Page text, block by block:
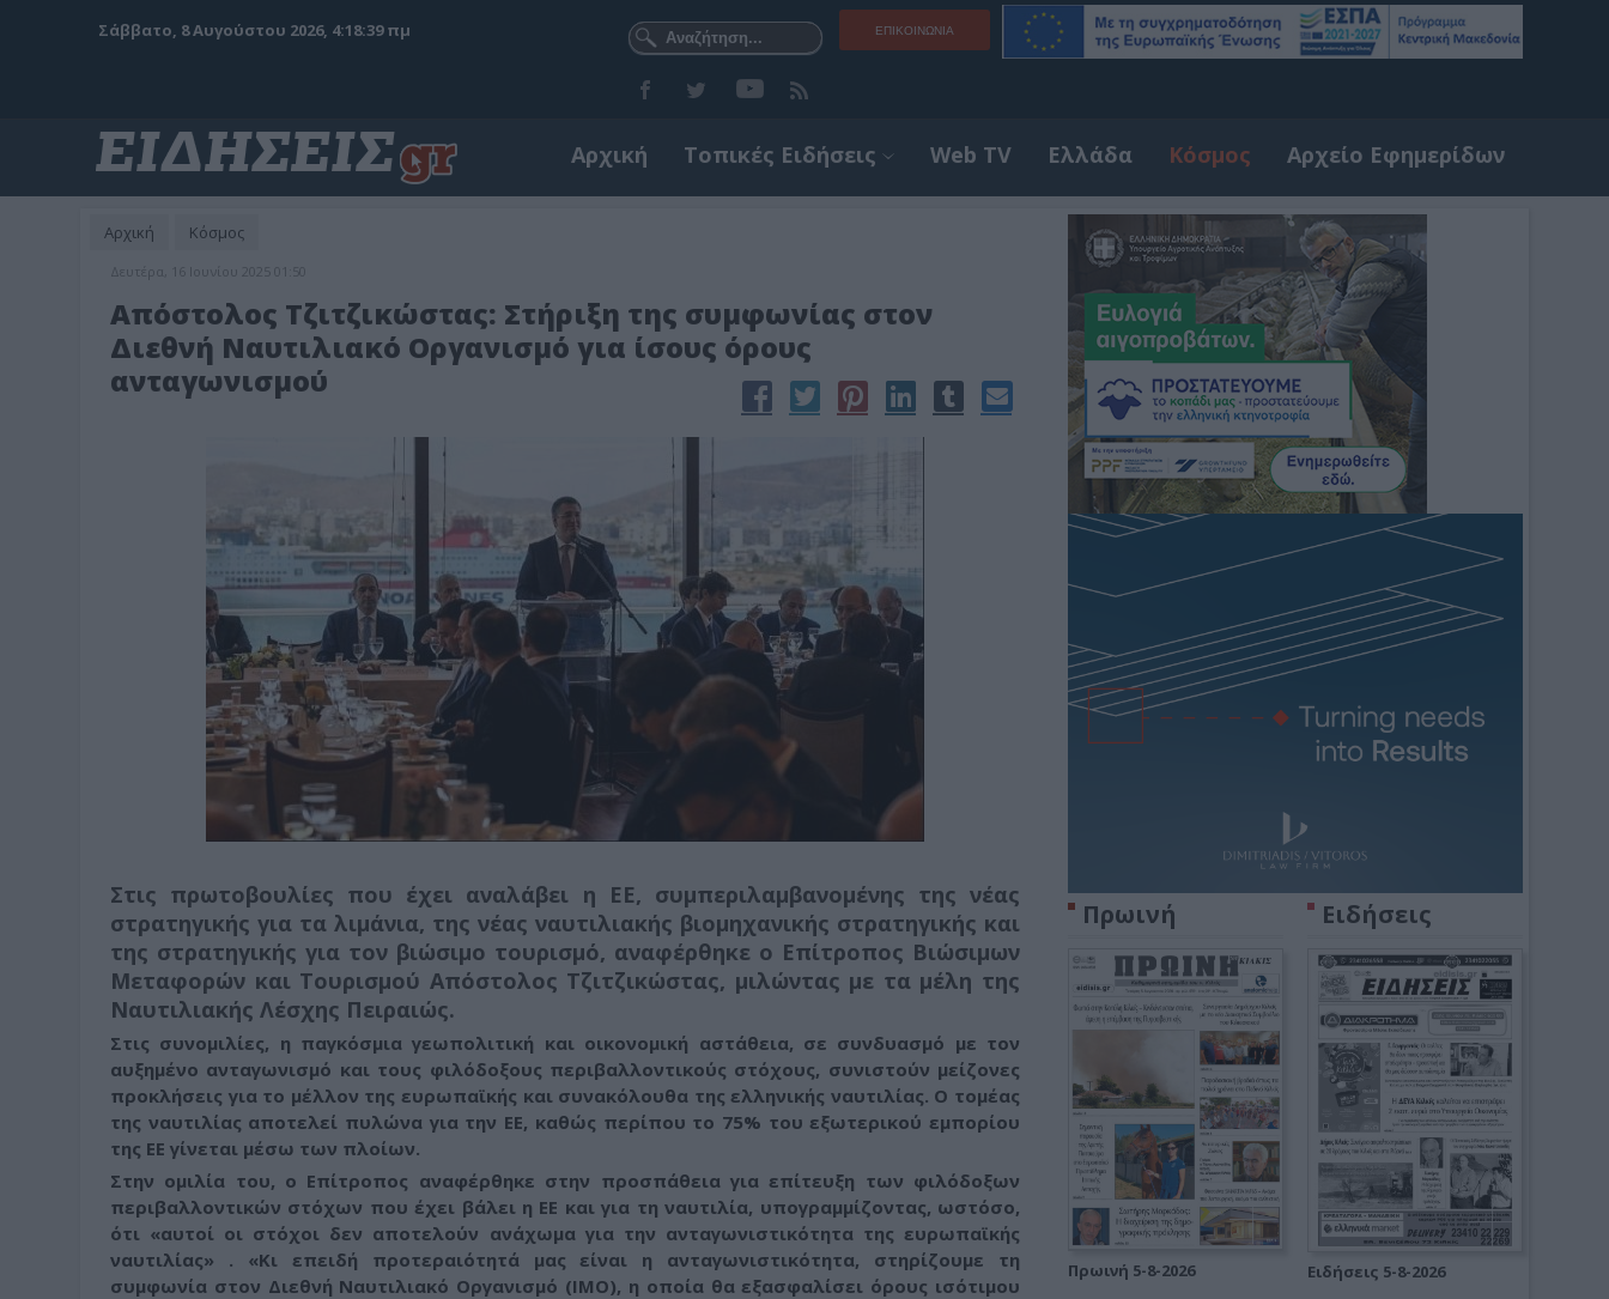
ΕΠΙΚΟΙΝΩΝΊΑ
Σάββατο, 8 Αυγούστου 2026, 4:18:40 πμ
Αρχική Τοπικές Ειδήσεις Web TV Ελλάδα Κόσμος Αρχείο Εφημερίδων
Αρχική Κόσμος
Δευτέρα, 16 Ιουνίου 2025 01:50
Απόστολος Τζιτζικώστας: Στήριξη της συμφωνίας στον
Διεθνή Ναυτιλιακό Οργανισμό για ίσους όρους
ανταγωνισμού
Στις πρωτοβουλίες που έχει αναλάβει η ΕΕ, συμπεριλαμβανομένης της νέας
στρατηγικής για τα λιμάνια, της νέας ναυτιλιακής βιομηχανικής στρατηγικής και
της στρατηγικής για τον βιώσιμο τουρισμό, αναφέρθηκε ο Επίτροπος Βιώσιμων
Μεταφορών και Τουρισμού Απόστολος Τζιτζικώστας, μιλώντας με τα μέλη της
Ναυτιλιακής Λέσχης Πειραιώς.
Στις συνομιλίες, η παγκόσμια γεωπολιτική και οικονομική αστάθεια, σε συνδυασμό με τον
αυξημένο ανταγωνισμό και τους φιλόδοξους περιβαλλοντικούς στόχους, συνιστούν μείζονες
προκλήσεις για το μέλλον της ευρωπαϊκής και συνακόλουθα της ελληνικής ναυτιλίας. Ο τομέας
της ναυτιλίας αποτελεί πυλώνα για την ΕΕ, καθώς περίπου το 75% του εξωτερικού εμπορίου
της ΕΕ γίνεται μέσω των πλοίων.
Στην ομιλία του, ο Επίτροπος αναφέρθηκε στην προσπάθεια για επίτευξη των φιλόδοξων
περιβαλλοντικών στόχων που έχει βάλει η ΕΕ και για τη ναυτιλία, υπογραμμίζοντας, ωστόσο,
ότι «αυτοί οι στόχοι δεν αποτελούν ανάχωμα για την ανταγωνιστικότητα της ευρωπαϊκής
ναυτιλίας» . «Κι επειδή προτεραιότητά μας είναι η ανταγωνιστικότητα, στηρίζουμε τη
συμφωνία στον Διεθνή Ναυτιλιακό Οργανισμό (ΙΜΟ), η οποία θα εξασφαλίσει όρους ισότιμου
Πρωινή
Πρωινή 5-8-2026
Ειδήσεις
Ειδήσεις 5-8-2026